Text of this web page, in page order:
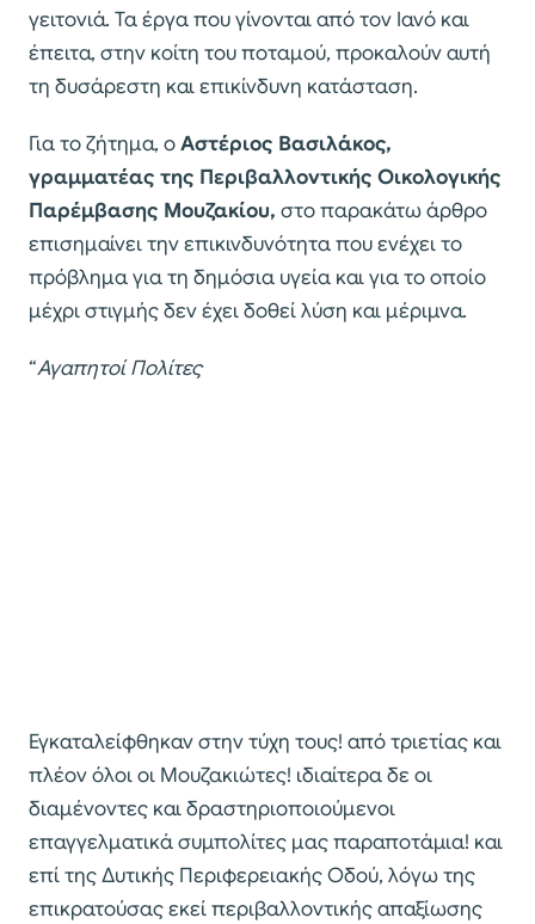
γειτονιά. Τα έργα που γίνονται από τον Ιανό και
έπειτα, στην κοίτη του ποταμού, προκαλούν αυτή
τη δυσάρεστη και επικίνδυνη κατάσταση.
Για το ζήτημα, οΑστέριος Βασιλάκος,
γραμματέας της Περιβαλλοντικής Οικολογικής
Παρέμβασης Μουζακίου, στο παρακάτω άρθρο
επισημαίνει την επικινδυνότητα που ενέχει το
πρόβλημα για τη δημόσια υγεία και για το οποίο
μέχρι στιγμής δεν έχει δοθεί λύση και μέριμνα.
“Αγαπητοί Πολίτες
Εγκαταλείφθηκαν στην τύχη τους! από τριετίας και
πλέον όλοι οι Μουζακιώτες! ιδιαίτερα δε οι
διαμένοντες και δραστηριοποιούμενοι
επαγγελματικά συμπολίτες μας παραποτάμια! και
επί της Δυτικής Περιφερειακής Οδού, λόγω της
επικρατούσας εκεί περιβαλλοντικής απαξίωσης